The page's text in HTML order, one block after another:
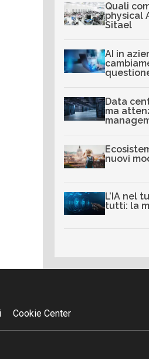
Quali
physical
Sitael
AI in
Data
ma
nuovi
L’IA nel
tutti: la
Cookie Center